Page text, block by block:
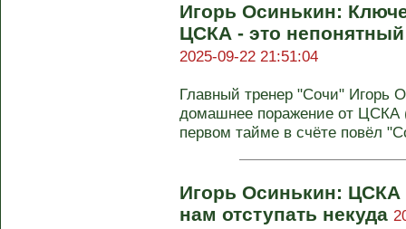
Игорь Осинькин:
ЦСКА - это
2025-09-22 21:51:04
Главный тренер "Сочи" Игорь
домашнее поражение от ЦСКА
первом тайме в счёте повёл
Игорь Осинькин:
нам отступать некуда